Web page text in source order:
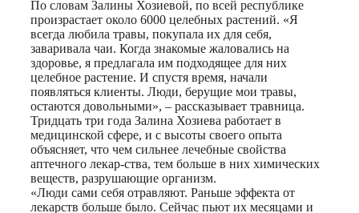
По словам Залины Хозиевой, по всей республике
произрастает около 6000 целебных растений. «Я
всегда любила травы, покупала их для себя,
заваривала чаи. Когда знакомые жаловались на
здоровье, я предлагала им подходящее для них
целебное растение. И спустя время, начали
появляться клиенты. Люди, берущие мои травы,
остаются довольными», – рассказывает травница.
Тридцать три года Залина Хозиева работает в
медицинской сфере, и с высоты своего опыта
объясняет, что чем сильнее лечебные свойства
аптечного лекар-ства, тем больше в них химических
веществ, разрушающие организм.
«Люди сами себя отравляют. Раньше эффекта от
лекарств больше было. Сейчас пьют их месяцами и